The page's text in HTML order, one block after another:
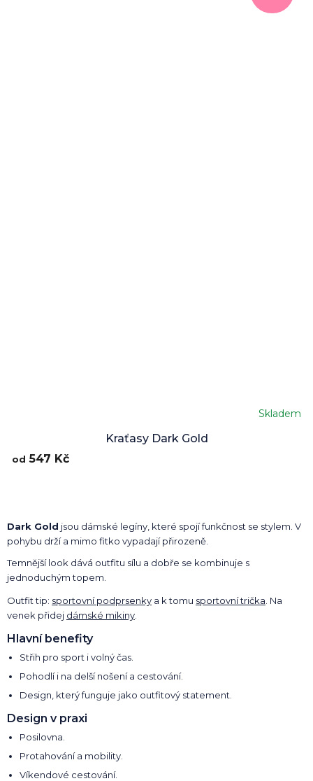
Kraťasy Dark Gold
Skladem
od 547 Kč
Dark Gold jsou dámské legíny, které spojí funkčnost se stylem. V
pohybu drží a mimo fitko vypadají přirozeně.
Temnější look dává outfitu sílu a dobře se kombinuje s
jednoduchým topem.
Outfit tip: sportovní podprsenky a k tomu sportovní trička . Na
venek přidej dámské mikiny
Hlavní benefity
Střih pro sport i volný čas.
Pohodlí i na delší nošení a cestování.
Design, který funguje jako outfitový statement.
Design v praxi
Posilovna.
Protahování a mobility.
Víkendové cestování.